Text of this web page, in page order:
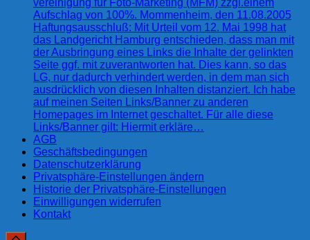
vereinigung für Foto-Marketing (MFM) zzgl.einem
Aufschlag von 100%. Mommenheim, den 11.08.2005
Haftungsausschluß: Mit Urteil vom 12. Mai 1998 hat
das Landgericht Hamburg entschieden, dass man mit
der Ausbringung eines Links die Inhalte der gelinkten
Seite ggf. mit zuverantworten hat. Dies kann, so das
LG, nur dadurch verhindert werden, in dem man sich
ausdrücklich von diesen Inhalten distanziert. Ich habe
auf meinen Seiten Links/Banner zu anderen
Homepages im Internet geschaltet. Für alle diese
Links/Banner gilt: Hiermit erkläre…
AGB
Geschäftsbedingungen
Datenschutzerklärung
Privatsphäre-Einstellungen ändern
Historie der Privatsphäre-Einstellungen
Einwilligungen widerrufen
Kontakt